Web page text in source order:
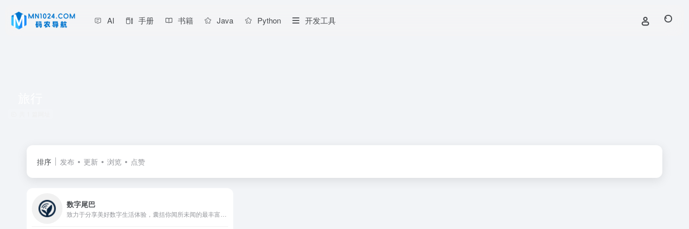
AI 手册 书籍 Java Python 开发工具
排序 发布 更新 浏览 点赞
数字尾巴